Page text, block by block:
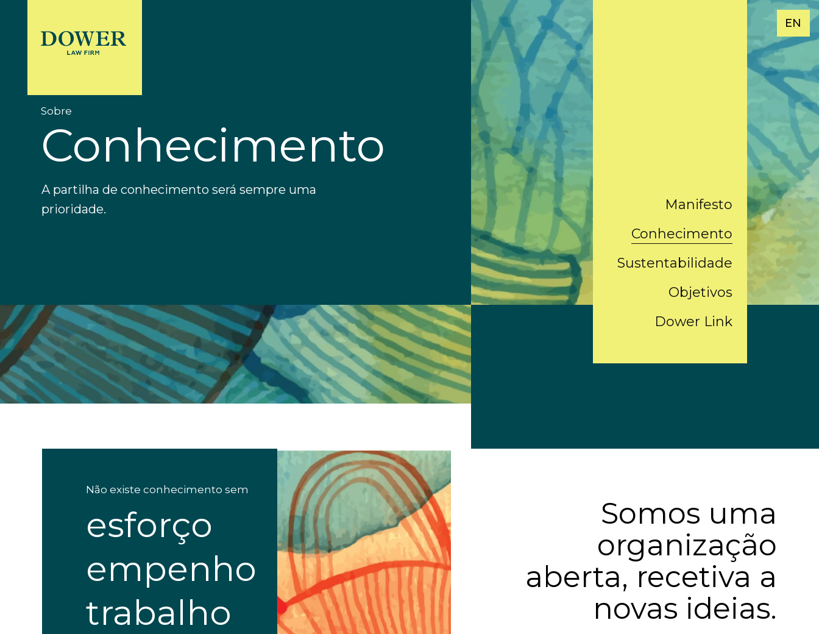
EN
Sobre
Conhecimento
A partilha de conhecimento será sempre uma
prioridade.
Manifesto
Conhecimento
Sustentabilidade
Objetivos
Dower Link
Somos uma
organização
aberta, recetiva a
novas ideias.
Não existe conhecimento sem
esforço
empenho
trabalho